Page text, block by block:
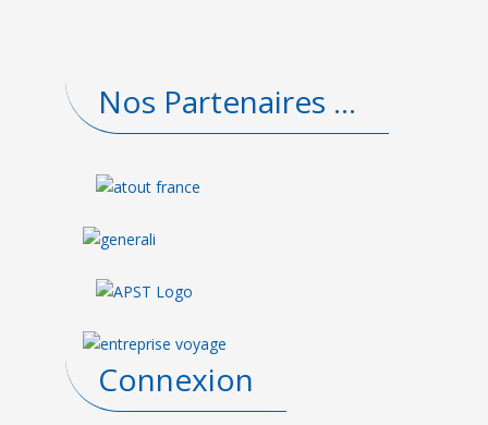
Nos Partenaires ...
Connexion